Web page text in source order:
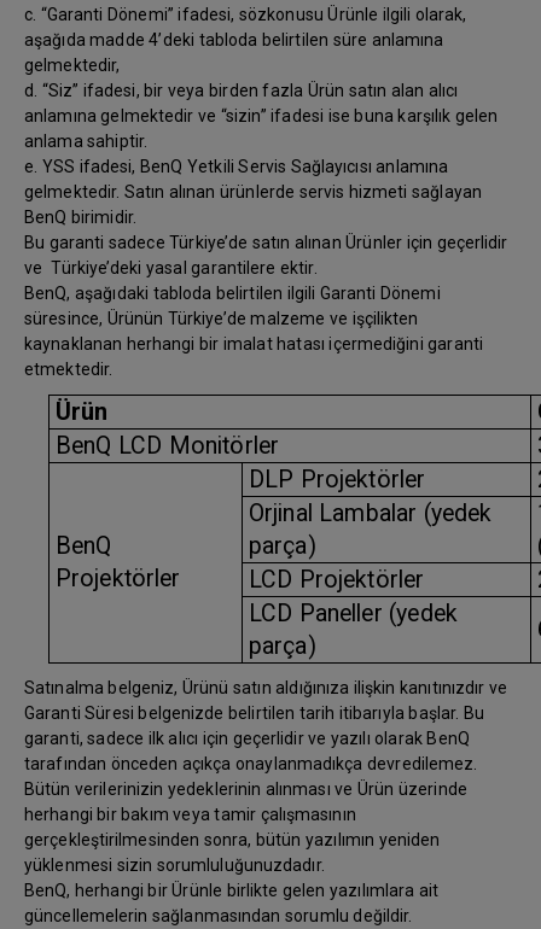
c. “Garanti Dönemi” ifadesi, sözkonusu Ürünle ilgili olarak,
aşağıda madde 4’deki tabloda belirtilen süre anlamına
gelmektedir,
d. “Siz” ifadesi, bir veya birden fazla Ürün satın alan alıcı
anlamına gelmektedir ve “sizin” ifadesi ise buna karşılık gelen
anlama sahiptir.
e. YSS ifadesi, BenQ Yetkili Servis Sağlayıcısı anlamına
gelmektedir. Satın alınan ürünlerde servis hizmeti sağlayan
BenQ birimidir.
Bu garanti sadece Türkiye’de satın alınan Ürünler için geçerlidir
ve Türkiye’deki yasal garantilere ektir.
BenQ, aşağıdaki tabloda belirtilen ilgili Garanti Dönemi
süresince, Ürünün Türkiye’de malzeme ve işçilikten
kaynaklanan herhangi bir imalat hatası içermediğini garanti
etmektedir.
Ürün
BenQ LCD Monitörler
BenQ
Projektörler
DLP Projektörler
Orjinal Lambalar (yedek
parça)
LCD Projektörler
LCD Paneller (yedek
parça)
Satınalma belgeniz, Ürünü satın aldığınıza ilişkin kanıtınızdır ve
Garanti Süresi belgenizde belirtilen tarih itibarıyla başlar. Bu
garanti, sadece ilk alıcı için geçerlidir ve yazılı olarak BenQ
tarafından önceden açıkça onaylanmadıkça devredilemez.
Bütün verilerinizin yedeklerinin alınması ve Ürün üzerinde
herhangi bir bakım veya tamir çalışmasının
gerçekleştirilmesinden sonra, bütün yazılımın yeniden
yüklenmesi sizin sorumluluğunuzdadır.
BenQ, herhangi bir Ürünle birlikte gelen yazılımlara ait
güncellemelerin sağlanmasından sorumlu değildir.